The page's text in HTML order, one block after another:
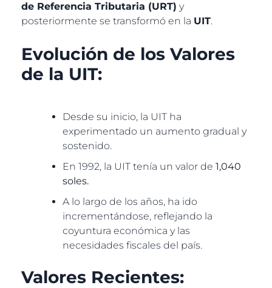
de Referencia Tributaria (URT) y
posteriormente se transformó en la UIT.
Evolución de los Valores
de la UIT:
Desde su inicio, la UIT ha
experimentado un aumento gradual y
sostenido.
En 1992, la UIT tenía un valor de 1,040
soles.
A lo largo de los años, ha ido
incrementándose, reflejando la
coyuntura económica y las
necesidades fiscales del país.
Valores Recientes: